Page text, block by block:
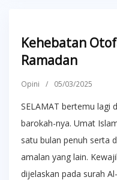
Kehebatan
Ramadan
Opini / 05/03/2025
SELAMAT bertemu lagi
barokah-nya. Umat
satu bulan penuh serta
amalan yang lain.
dijelaskan pada surah